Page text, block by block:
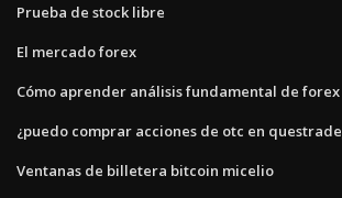
Prueba de stock libre
El mercado forex
Cómo aprender análisis fundamental de forex
¿puedo comprar acciones de otc en questrade_
Ventanas de billetera bitcoin micelio